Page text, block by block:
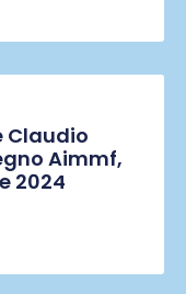
Claudio
Aimmf,
2024